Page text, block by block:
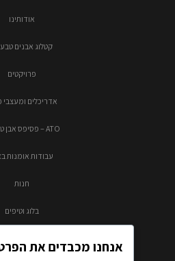
אודותינו
קטלוג אבנים
פרויקטים
אדריכלים ומעצבי
ATO – פסיפס אבן טבעית
עבודות אומנות
חנות
בלוג וטיפים
אנחנו מכבדים את